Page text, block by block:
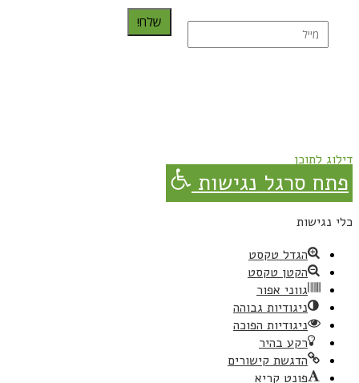
שלח!
דילוג לתוכן
פתח סרגל נגישות
כלי נגישות
הגדל טקסט
הקטן טקסט
גווני אפור
ניגודיות גבוהה
ניגודיות הפוכה
רקע בהיר
הדגשת קישורים
פונט קריא